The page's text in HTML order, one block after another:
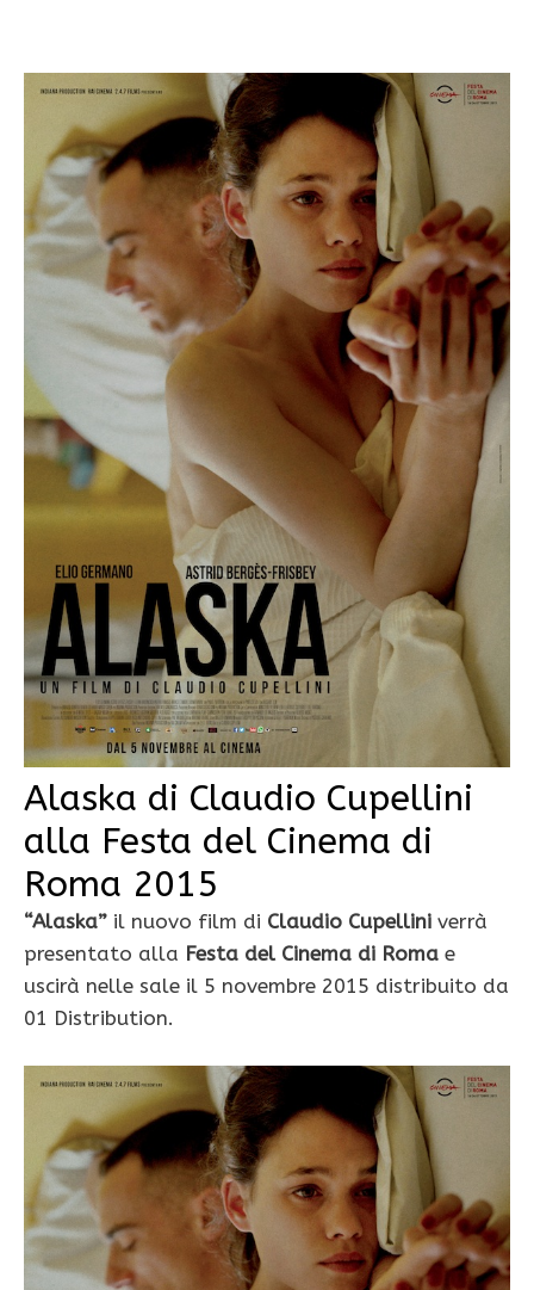
Alaska di Claudio Cupellini
alla Festa del Cinema di
Roma 2015
“Alaska” il nuovo film di Claudio Cupellini verrà
presentato alla Festa del Cinema di Roma e
uscirà nelle sale il 5 novembre 2015 distribuito da
01 Distribution.